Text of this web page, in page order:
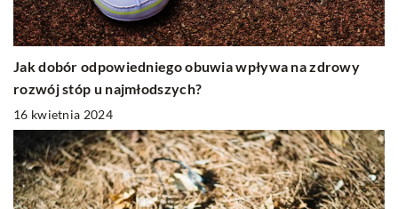
Jak dobór odpowiedniego obuwia wpływa na zdrowy
rozwój stóp u najmłodszych?
16 kwietnia 2024